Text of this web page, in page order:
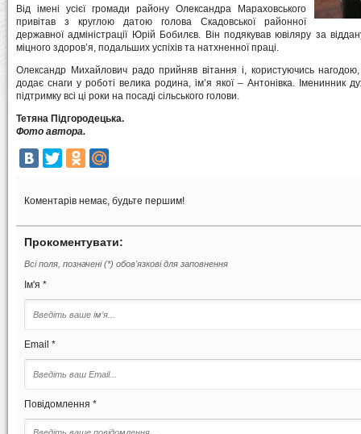
Від імені усієї громади району Олександра Мараховського
привітав з круглою датою голова Скадовської районної
державної адміністрації Юрій Бобилєв. Він подякував ювіляру за
міцного здоров’я, подальших успіхів та натхненної праці.
Олександр Михайлович радо прийняв вітання і, користуючись
додає снаги у роботі велика родина, ім’я якої – Антонівка. Іменинник
підтримку всі ці роки на посаді сільського голови.
Тетяна Підгородецька.
Фото автора.
Коментарів немає, будьте першим!
Прокоментувати:
Всі поля, позначені (*) обов'язкові для заповнення
Ім'я *
Email *
Повідомлення *